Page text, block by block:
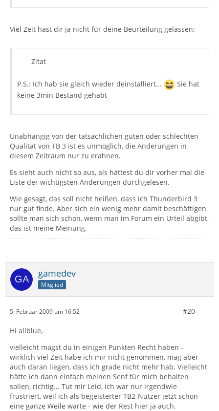
Viel Zeit hast dir ja nicht für deine Beurteilung gelassen:
Zitat
P.S.: Ich hab sie gleich wieder deinstalliert...
Sie hat
keine 3min Bestand gehabt
Unabhängig von der tatsächlichen guten oder schlechten
Qualität von TB 3 ist es unmöglich, die Änderungen in
diesem Zeitraum nur zu erahnen.
Es sieht auch nicht so aus, als hättest du dir vorher mal die
Liste der wichtigsten Änderungen durchgelesen.
Wie gesagt, das soll nicht heißen, dass ich Thunderbird 3
nur gut finde. Aber sich ein wenig mehr damit beschäftigen
sollte man sich schon, wenn man im Forum ein Urteil abgibt,
das ist meine Meinung.
gamedev
Mitglied
5. Februar 2009 um 16:52 #20
Hi allblue,
vielleicht magst du in einigen Punkten Recht haben -
wirklich viel Zeit habe ich mir nicht genommen, mag aber
auch daran liegen, dass ich grade nicht mehr hab. Vielleicht
hätte ich dann einfach meinen Senf für mich behalten
sollen, richtig... Tut mir Leid, ich war nur irgendwie
frustriert, weil ich als begeisterter TB2-Nutzer jetzt schon
eine ganze Weile warte - wie der Rest hier ja auch.